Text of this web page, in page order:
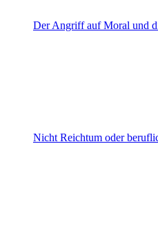
Der Angriff auf Moral und
Nicht Reichtum oder